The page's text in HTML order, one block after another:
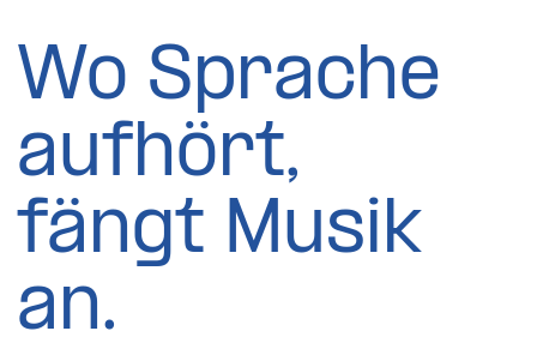
Wo Sprache
aufhört,
fängt Musik
an.